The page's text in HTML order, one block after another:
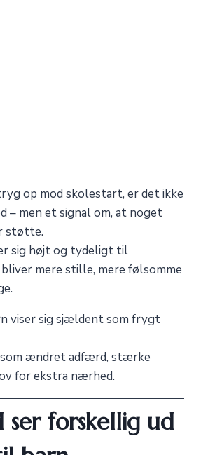
op mod skolestart, er det ikke
– men et signal om, at noget
støtte.
sig højt og tydeligt til
mere stille, mere følsomme
viser sig sjældent som frygt
som ændret adfærd, stærke
for ekstra nærhed.
ser forskellig ud